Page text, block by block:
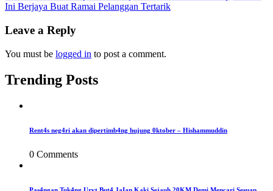
navigation
Ini Berjaya Buat Ramai Pelanggan Tertarik
Leave a Reply
You must be logged in to post a comment.
Trending Posts
Rent4s neg4ri akan dipertimb4ng hujung 0ktober – Hishammuddin
0 Comments
Pas4ngan Tuk4ng Urvt But4 JaIan Kaki Sejauh 20KM Demi Mencari Sesuap